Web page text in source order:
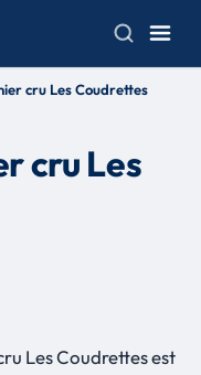
cru Les Coudrettes
cru Les
Les Coudrettes est